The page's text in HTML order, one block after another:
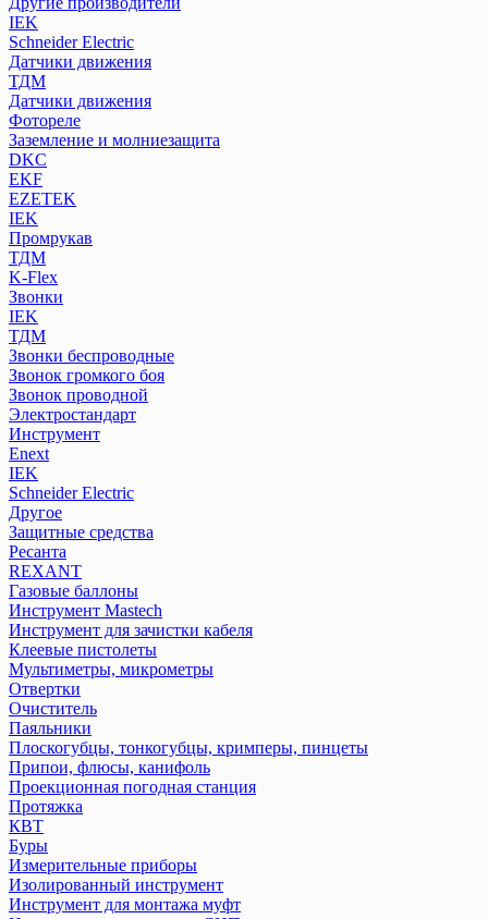
IEK
Schneider Electric
Датчики движения
ТДМ
Датчики движения
Фотореле
Заземление и молниезащита
DKC
EKF
EZETEK
IEK
Промрукав
ТДМ
K-Flex
Звонки
IEK
ТДМ
Звонки беспроводные
Звонок громкого боя
Звонок проводной
Электростандарт
Инструмент
Enext
IEK
Schneider Electric
Другое
Защитные средства
Ресанта
REXANT
Газовые баллоны
Инструмент Mastech
Инструмент для зачистки кабеля
Клеевые пистолеты
Мультиметры, микрометры
Отвертки
Очиститель
Паяльники
Плоскогубцы, тонкогубцы, кримперы, пинцеты
Припои, флюсы, канифоль
Проекционная погодная станция
Протяжка
КВТ
Буры
Измерительные приборы
Изолированный инструмент
Инструмент для монтажа муфт